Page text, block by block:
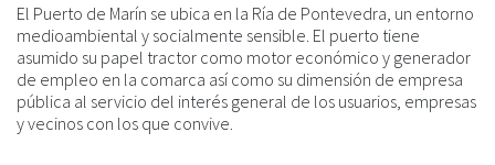
El Puerto de Marín se ubica en la Ría de Pontevedra, un entorno
medioambiental y socialmente sensible. El puerto tiene
asumido su papel tractor como motor económico y generador
de empleo en la comarca así como su dimensión de empresa
pública al servicio del interés general de los usuarios, empresas
y vecinos con los que convive.